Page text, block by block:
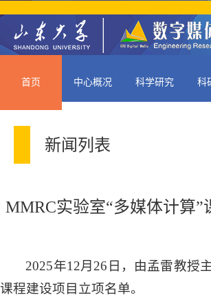
首页 中心概况 科学研究 科
新闻列表
MMRC实验室“多媒体计算
2025年12月26日，由孟雷教授
课程建设项目立项名单。